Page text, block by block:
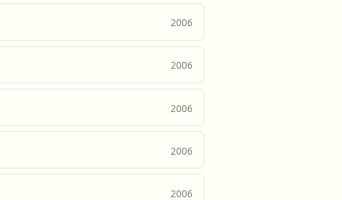
2006
2006
2006
2006
2006